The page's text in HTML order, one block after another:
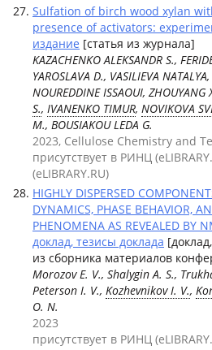
Sulfation of birch wood xylan
presence of activators:
издание [статья из журнала]
KAZACHENKO АLEKSANDR S.,
YAROSLAVA D., VASILIEVA
NOUREDDINE ISSAOUI, ZHOUYANG
S., IVANENKO TIMUR, NOVIKOVA
M., BOUSIAKOU LEDA G.
2023, Cellulose Chemistry and
присутствует в РИНЦ
(eLIBRARY.RU)
HIGHLY DISPERSED
DYNAMICS, PHASE BEHAVIOR,
PHENOMENA AS REVEALED BY
доклад, тезисы доклада
из сборника материалов
Morozov E. V., Shalygin A. S.,
Peterson I. V., Kozhevnikov I. V.,
O. N.
2023
присутствует в РИНЦ